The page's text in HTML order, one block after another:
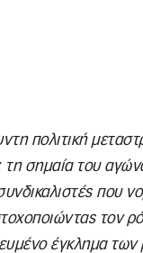
πολιτική
σημαία του
που
τον
έγκλημα των